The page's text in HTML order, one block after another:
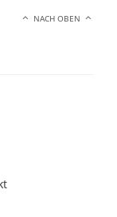
NACH OBEN